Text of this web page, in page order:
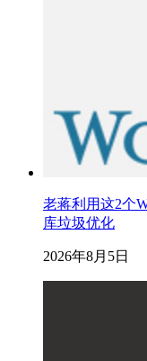
老蒋利用这2个
库垃圾优化
2026年8月5日